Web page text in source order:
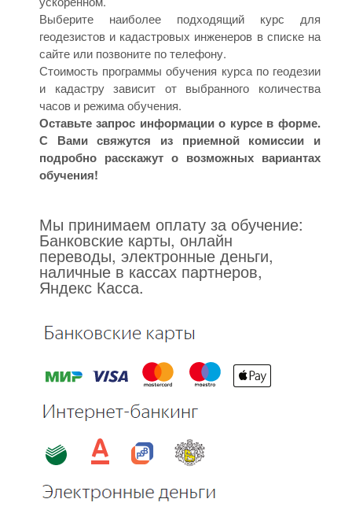
Выберите наиболее подходящий курс для
геодезистов и кадастровых инженеров в списке на
сайте или позвоните по телефону.
Стоимость программы обучения курса по геодезии
и кадастру зависит от выбранного количества
часов и режима обучения.
Оставьте запрос информации о курсе в форме.
С Вами свяжутся из приемной комиссии и
подробно расскажут о возможных вариантах
обучения!
Мы принимаем оплату за обучение:
Банковские карты, онлайн
переводы, электронные деньги,
наличные в кассах партнеров,
Яндекс Касса.